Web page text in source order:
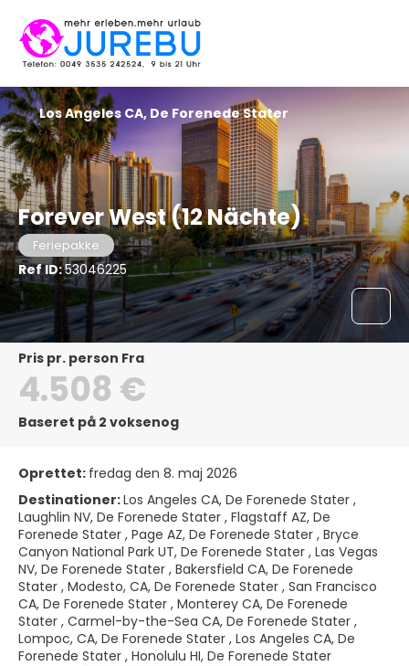
Forever West (12 Nächte)
Feriepakke
Ref ID:53046225
Los Angeles CA, De Forenede Stater
pris pr. person Fra
4.508 €
Baseret på 2 voksenog
Oprettet: fredag den 8. maj 2026
Destinationer:Los Angeles CA, De Forenede Stater ,
Laughlin NV, De Forenede Stater , Flagstaff AZ, De
Forenede Stater , Page AZ, De Forenede Stater , Bryce
Canyon National Park UT, De Forenede Stater , Las Vegas
NV, De Forenede Stater , Bakersfield CA, De Forenede
Stater , Modesto, CA, De Forenede Stater , San Francisco
CA, De Forenede Stater , Monterey CA, De Forenede
Stater , Carmel-by-the-Sea CA, De Forenede Stater ,
Lompoc, CA, De Forenede Stater , Los Angeles CA, De
Forenede Stater , Honolulu HI, De Forenede Stater